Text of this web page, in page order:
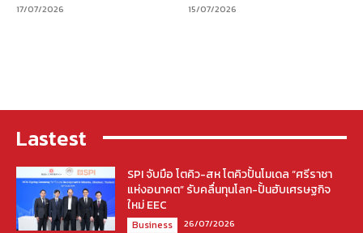
17/07/2026 15/07/2026
Lastest
SPI จับมือ โตคิว-สห โตคิวปั้นโมเดล “ศรีราชา
แห่งอนาคต” รับคลื่นทุนโลก-ปั้นฮับเศรษฐกิจ
ใหม่ EEC
Business 26/07/2026